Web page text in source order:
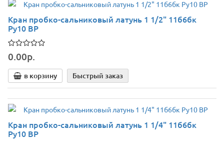
Кран пробко-сальниковый латунь 1 1/2" 11б6бк
Ру10 ВР
0.00р.
в корзину Быстрый заказ
Кран пробко-сальниковый латунь 1 1/4" 11б6бк
Ру10 ВР